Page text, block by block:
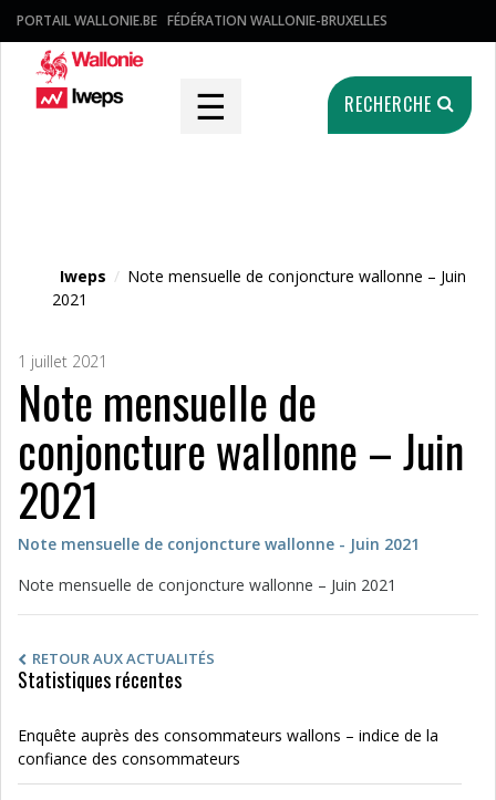
PORTAIL WALLONIE.BE FÉDÉRATION WALLONIE-BRUXELLES
☰ RECHERCHE
Iweps / Note mensuelle de conjoncture wallonne – Juin
2021
1 juillet 2021
Note mensuelle de
conjoncture wallonne – Juin
2021
Note mensuelle de conjoncture wallonne - Juin 2021
Note mensuelle de conjoncture wallonne – Juin 2021
RETOUR AUX ACTUALITÉS
Statistiques récentes
Enquête auprès des consommateurs wallons – indice de la
confiance des consommateurs